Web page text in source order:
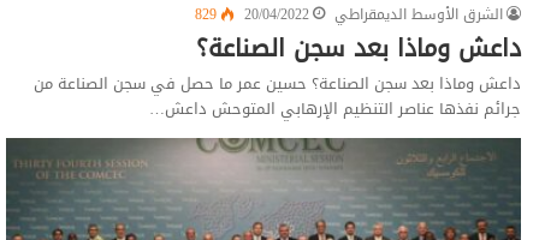
الشرق الأوسط الديمقراطي 20/04/2022
829
داعش وماذا بعد سجن الصناعة؟
داعش وماذا بعد سجن الصناعة؟ حسين عمر ما حصل في سجن الصناعة من
جرائم نفذها عناصر التنظيم الإرهابي المتوحش داعش…